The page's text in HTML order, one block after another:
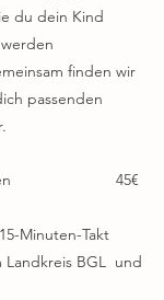
du dein Kind
finden wir
passenden
Stunden 45€
Minuten-Takt
Landkreis BGL und
TS